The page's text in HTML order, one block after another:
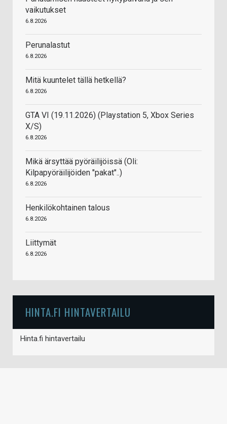
vaikutukset
6.8.2026
Perunalastut
6.8.2026
Mitä kuuntelet tällä hetkellä?
6.8.2026
GTA VI (19.11.2026) (Playstation 5, Xbox Series
X/S)
6.8.2026
Mikä ärsyttää pyöräilijöissä (Oli:
Kilpapyöräilijöiden "pakat"..)
6.8.2026
Henkilökohtainen talous
6.8.2026
Liittymät
6.8.2026
HINTA.FI HINTAVERTAILU
Hinta.fi hintavertailu